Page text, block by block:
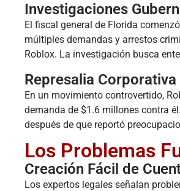
Investigaciones
El fiscal general de Florida
múltiples demandas y arrestos
Roblox. La investigación busca
Represalia
En un movimiento controvertido,
demanda de $1.6 millones contra
después de que reportó
Los Problemas
Creación Fácil de
Los expertos legales señalan